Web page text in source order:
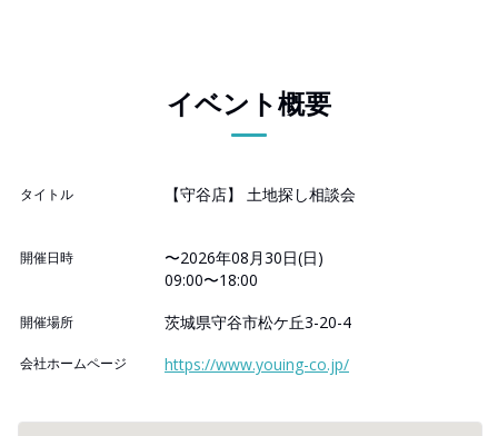
イベント概要
タイトル 【守谷店】 土地探し相談会
開催日時
〜2026年08月30日(日)
09:00〜18:00
開催場所 茨城県守谷市松ケ丘3-20-4
会社ホームページ https://www.youing-co.jp/